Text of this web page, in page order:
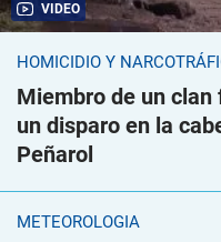
VIDEO
HOMICIDIO Y
Miembro de un
un disparo en la
Peñarol
METEOROLOGÍA